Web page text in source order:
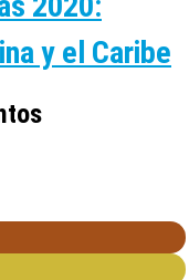
y el Caribe